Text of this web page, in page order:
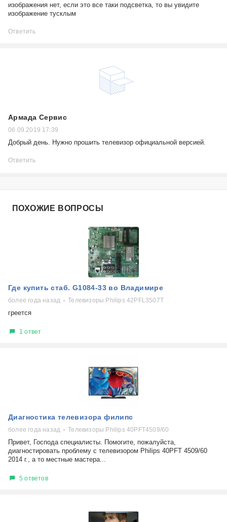
изображения нет, если это все таки подсветка, то вы увидите
изображение тусклым
Ответить
Армада Сервис
06.09.2019 17:39
Добрый день. Нужно прошить телевизор официальной версией.
Ответить
ПОХОЖИЕ ВОПРОСЫ
Где купить стаб. G1084-33 во Владимире
более года назад Телевизоры Philips 42PFL3507T
греется
1 ответ
Диагностика телевизора филипс
более года назад Телевизоры Philips 40PFT4509/60
Привет, Господа специалисты. Помогите, пожалуйста,
диагностировать проблему с телевизором Philips 40PFT 4509/60
2014 г., а то местные мастера...
5 ответов